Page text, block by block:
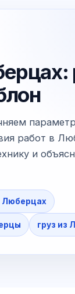
работ в
и
Люберцах
груз из